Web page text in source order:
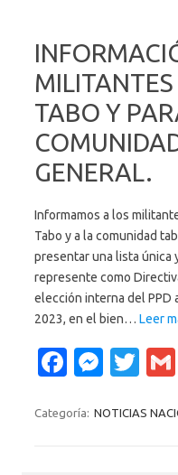
TABO Y
GENERAL.
Informamos a los
Tabo y a la comunidad
presentar una lista única
represente como
elección interna del PPD
2023, en el bien… Leer
Fa
e
M
se
T
it
Categoría: NOTICIAS